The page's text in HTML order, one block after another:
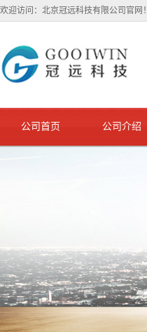
欢迎访问：北京冠远科技有限公司官网！
公司首页 公司介绍